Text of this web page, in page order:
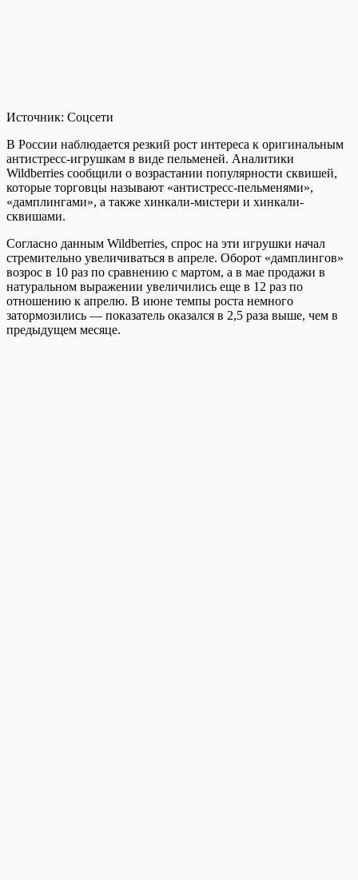
Источник: Соцсети
В России наблюдается резкий рост интереса к оригинальным
антистресс-игрушкам в виде пельменей. Аналитики
Wildberries сообщили о возрастании популярности сквишей,
которые торговцы называют «антистресс-пельменями»,
«дамплингами», а также хинкали-мистери и хинкали-
сквишами.
Согласно данным Wildberries, спрос на эти игрушки начал
стремительно увеличиваться в апреле. Оборот «дамплингов»
возрос в 10 раз по сравнению с мартом, а в мае продажи в
натуральном выражении увеличились еще в 12 раз по
отношению к апрелю. В июне темпы роста немного
затормозились — показатель оказался в 2,5 раза выше, чем в
предыдущем месяце.